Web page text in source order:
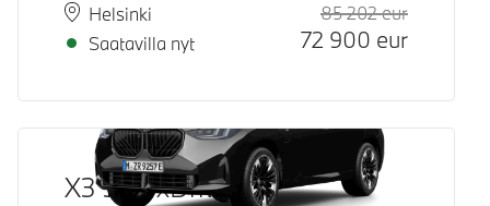
Paikkakunta
Helsinki
Toimitusaika
Saatavilla nyt
85 202eurHinta
72 900 eur
X3 30e xDrive